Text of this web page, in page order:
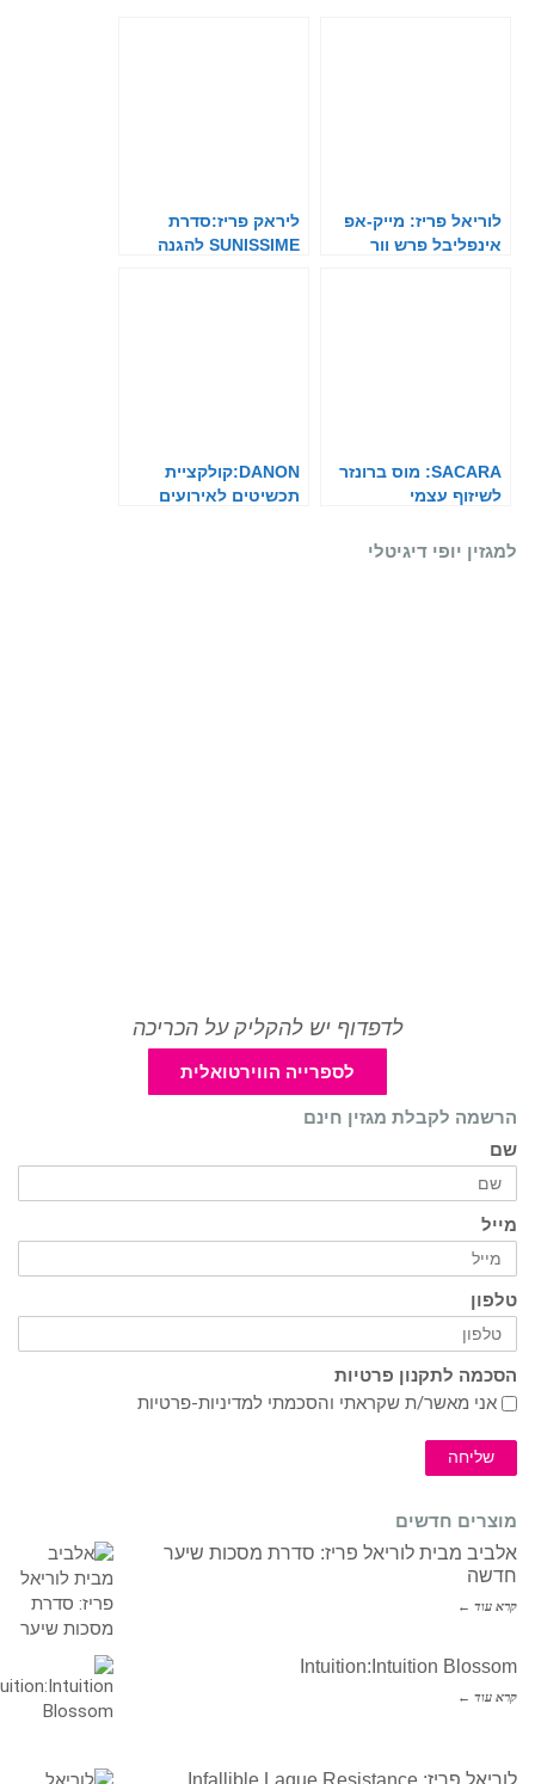
לוריאל פריז: מייק-אפ
אינפליבל פרש וור
ליראק פריז:סדרת
SUNISSIME להגנה
SACARA: מוס ברונזר
לשיזוף עצמי
DANON:קולקציית
תכשיטים לאירועים
למגזין יופי דיגיטלי
לדפדוף יש להקליק על הכריכה
לספרייה הווירטואלית
הרשמה לקבלת מגזין חינם
שם
מייל
טלפון
הסכמה לתקנון פרטיות
אני מאשר/ת שקראתי והסכמתי למדיניות-פרטיות
שליחה
מוצרים חדשים
אלביב מבית לוריאל פריז: סדרת מסכות שיער
חדשה
קרא עוד ←
Intuition:Intuition Blossom
קרא עוד ←
לוריאל פריז: Infallible Laque Resistance